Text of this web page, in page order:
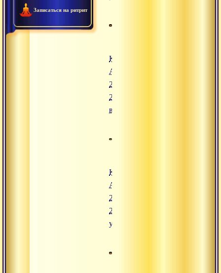
Записаться на ритрит
Конгресс
Адвайты.
24 июля
2008,
вечер
Конгресс
Адвайты.
24 июля
2008,
утро